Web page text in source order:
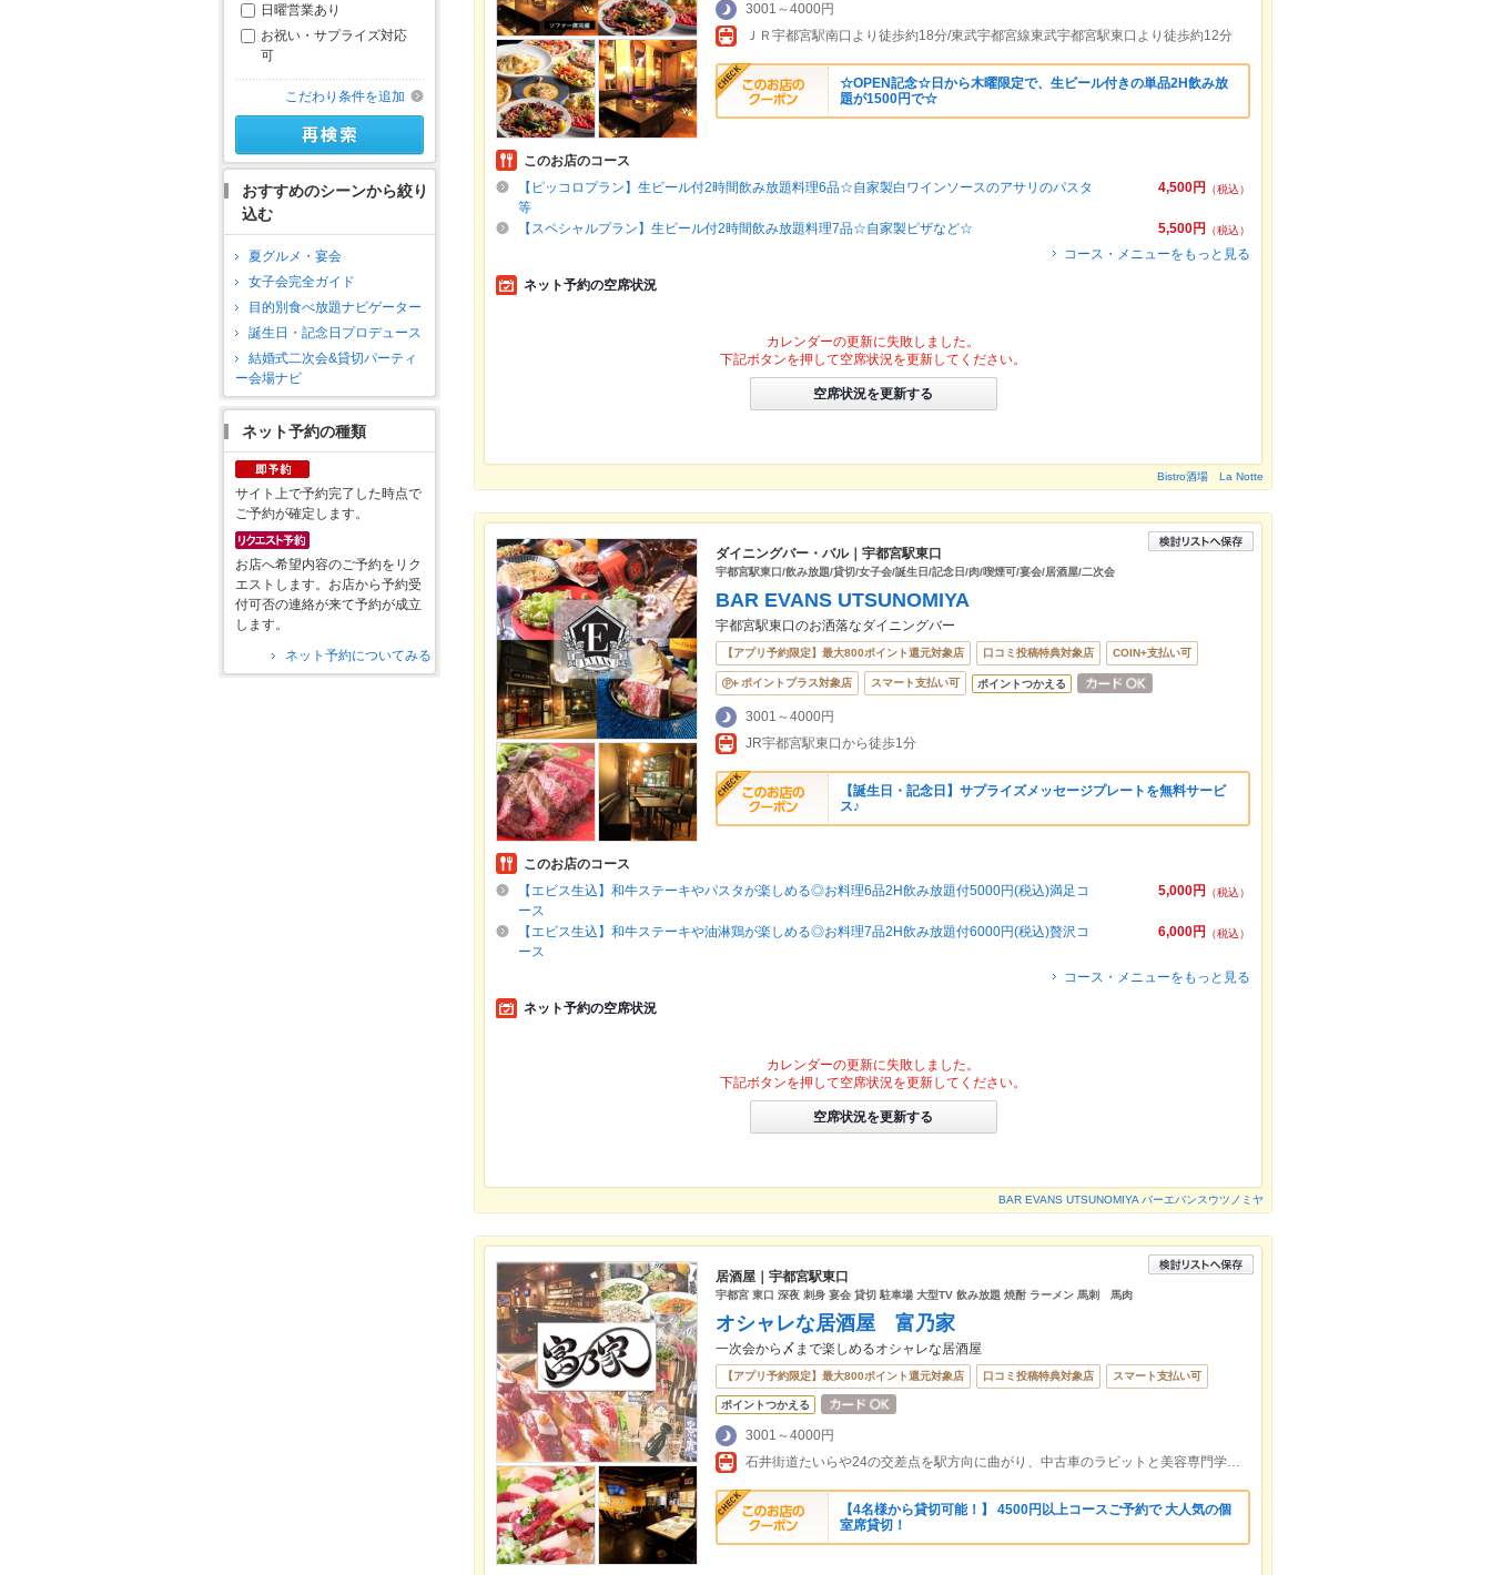
日曜営業あり
お祝い・サプライズ対応
可
こだわり条件を追加
おすすめのシーンから絞り
込む
夏グルメ・宴会
女子会完全ガイド
目的別食べ放題ナビゲーター
誕生日・記念日プロデュース
結婚式二次会&貸切パーティ
ー会場ナビ
ネット予約の種類
サイト上で予約完了した時点で
ご予約が確定します。
お店へ希望内容のご予約をリク
エストします。お店から予約受
付可否の連絡が来て予約が成立
します。
ネット予約についてみる
3001～4000円
ＪＲ宇都宮駅南口より徒歩約18分/東武宇都宮線東武宇都宮駅東口より徒歩約12分
☆OPEN記念☆日から木曜限定で、生ビール付きの単品2H飲み放
題が1500円で☆
このお店のコース
4,500円
（税込）
【ピッコロプラン】生ビール付2時間飲み放題料理6品☆自家製白ワインソースのアサリのパスタ
等
5,500円
（税込）
【スペシャルプラン】生ビール付2時間飲み放題料理7品☆自家製ピザなど☆
コース・メニューをもっと見る
ネット予約の空席状況
カレンダーの更新に失敗しました。
下記ボタンを押して空席状況を更新してください。
空席状況を更新する
Bistro酒場 La Notte
ダイニングバー・バル｜宇都宮駅東口
宇都宮駅東口/飲み放題/貸切/女子会/誕生日/記念日/肉/喫煙可/宴会/居酒屋/二次会
BAR EVANS UTSUNOMIYA
宇都宮駅東口のお洒落なダイニングバー
【アプリ予約限定】最大800ポイント還元対象店 口コミ投稿特典対象店 COIN+支払い可
ポイントプラス対象店 スマート支払い可 ポイントつかえる
3001～4000円
JR宇都宮駅東口から徒歩1分
【誕生日・記念日】サプライズメッセージプレートを無料サービ
ス♪
このお店のコース
5,000円
（税込）
【エビス生込】和牛ステーキやパスタが楽しめる◎お料理6品2H飲み放題付5000円(税込)満足コ
ース
6,000円
（税込）
【エビス生込】和牛ステーキや油淋鶏が楽しめる◎お料理7品2H飲み放題付6000円(税込)贅沢コ
ース
コース・メニューをもっと見る
ネット予約の空席状況
カレンダーの更新に失敗しました。
下記ボタンを押して空席状況を更新してください。
空席状況を更新する
BAR EVANS UTSUNOMIYA バーエバンスウツノミヤ
居酒屋｜宇都宮駅東口
宇都宮 東口 深夜 刺身 宴会 貸切 駐車場 大型TV 飲み放題 焼酎 ラーメン 馬刺 馬肉
オシャレな居酒屋 富乃家
一次会から〆まで楽しめるオシャレな居酒屋
【アプリ予約限定】最大800ポイント還元対象店 口コミ投稿特典対象店 スマート支払い可
ポイントつかえる
3001～4000円
石井街道たいらや24の交差点を駅方向に曲がり、中古車のラビットと美容専門学校の間
【4名様から貸切可能！】 4500円以上コースご予約で 大人気の個
室席貸切！